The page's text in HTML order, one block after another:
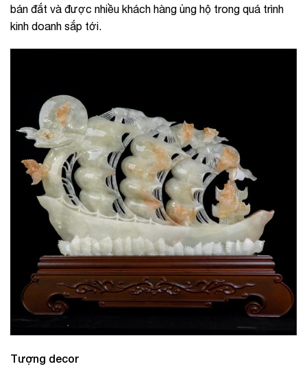
bán đắt và được nhiều khách hàng ủng hộ trong quá trình
kinh doanh sắp tới.
Tượng decor